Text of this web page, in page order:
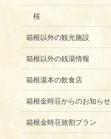
桜
箱根以外の観光施設
箱根以外の銭湯情報
箱根湯本の飲食店
箱根金時荘からのお知らせ
箱根金時荘旅割プラン